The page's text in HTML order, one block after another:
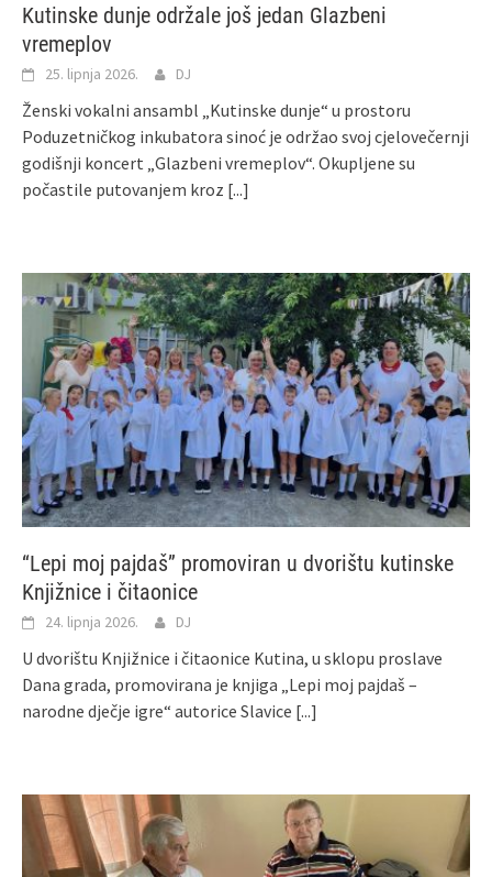
Kutinske dunje održale još jedan Glazbeni
vremeplov
25. lipnja 2026. DJ
Ženski vokalni ansambl „Kutinske dunje“ u prostoru
Poduzetničkog inkubatora sinoć je održao svoj cjelovečernji
godišnji koncert „Glazbeni vremeplov“. Okupljene su
počastile putovanjem kroz [...]
“Lepi moj pajdaš” promoviran u dvorištu kutinske
Knjižnice i čitaonice
24. lipnja 2026. DJ
U dvorištu Knjižnice i čitaonice Kutina, u sklopu proslave
Dana grada, promovirana je knjiga „Lepi moj pajdaš –
narodne dječje igre“ autorice Slavice [...]